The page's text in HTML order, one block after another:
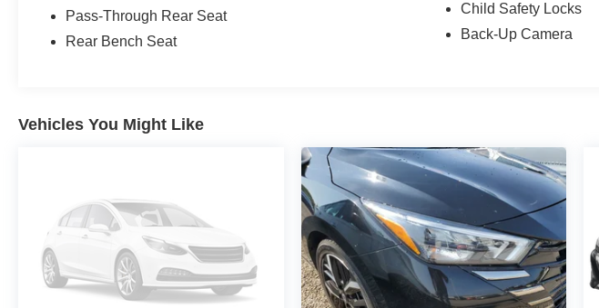
Pass-Through Rear Seat
Rear Bench Seat
Child Safety Locks
Back-Up Camera
Vehicles You Might Like